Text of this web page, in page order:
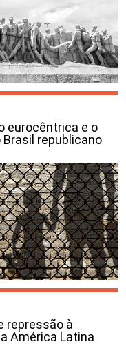
eurocêntrica e o
republicano
repressão à
América Latina